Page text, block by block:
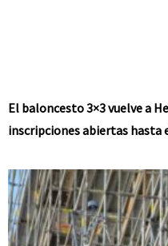
El baloncesto 3×3 vuelve a
inscripciones abiertas hasta